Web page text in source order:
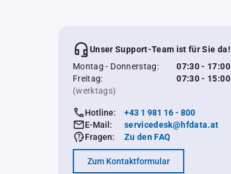
Unser Support-Team ist für Sie da!
Montag - Donnerstag:
07:30 - 17:00
Freitag:
07:30 - 15:00
(werktags)
Hotline:
+43 1 981 16 - 800
E-Mail:
servicedesk@hfdata.at
Fragen:
Zu den FAQ
Zum Kontaktformular